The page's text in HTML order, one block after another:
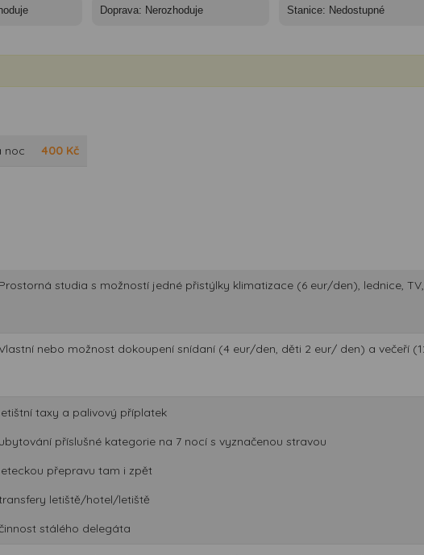
noc 400 Kč
studia s možností jedné přistýlky klimatizace (6 eur/den), lednice,
nebo možnost dokoupení snídaní (4 eur/den, děti 2 eur/ den) a večeří
taxy a palivový příplatek
příslušné kategorie na 7 nocí s vyznačenou stravou
přepravu tam i zpět
letiště/hotel/letiště
stálého delegáta